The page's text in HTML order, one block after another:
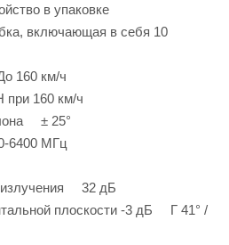
в упаковке
включающая в себя 10
160 км/ч
160 км/ч
± 25°
6400 МГц
излучения 32 дБ
плоскости -3 дБ Г 41° /